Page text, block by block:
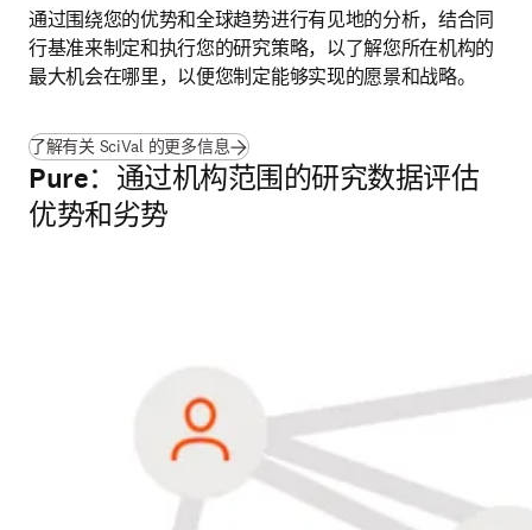
通过围绕您的优势和全球趋势进行有见地的分析，结合同
行基准来制定和执行您的研究策略，以了解您所在机构的
最大机会在哪里，以便您制定能够实现的愿景和战略。
了解有关 SciVal 的更多信息
Pure：通过机构范围的研究数据评估
优势和劣势